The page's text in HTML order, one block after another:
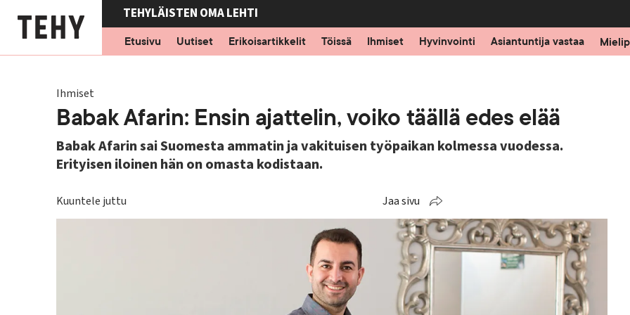
pääsisältöön
TEHYLÄISTEN OMA LEHTI
Etusivu
Uutiset Erikoisartikkelit Töissä Ihmiset Hyvinvointi Asiantuntija vastaa
Ihmiset
Babak Afarin: Ensin ajattelin, voiko täällä edes elää
Babak Afarin sai Suomesta ammatin ja vakituisen työpaikan kolmessa vuodessa.
Erityisen iloinen hän on omasta kodistaan.
Kuuntele juttu Jaa sivu